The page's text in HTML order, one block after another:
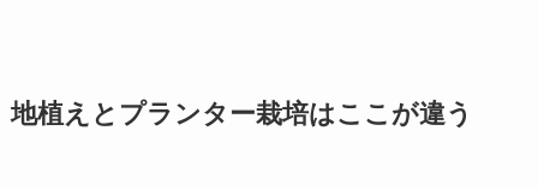
地植えとプランター栽培はここが違う